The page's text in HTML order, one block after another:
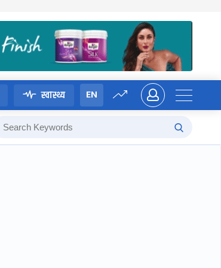
स्वास्थ्य EN